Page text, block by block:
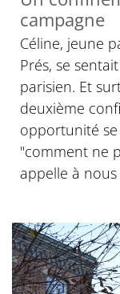
campagne
Céline, jeune
Prés, se
parisien. Et
deuxième
opportunité se
"comment ne
appelle à